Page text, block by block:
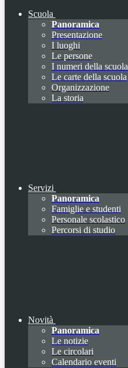
Scuola
Panoramica
Presentazione
I luoghi
Le persone
I numeri della scuola
Le carte della scuola
Organizzazione
La storia
Servizi
Panoramica
Famiglie e studenti
Personale scolastico
Percorsi di studio
Novità
Panoramica
Le notizie
Le circolari
Calendario eventi